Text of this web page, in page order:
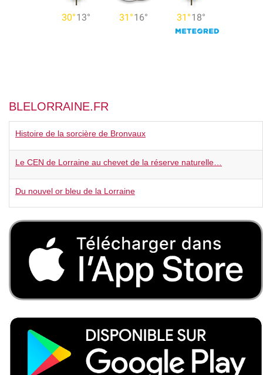
BLELORRAINE.FR
Histoire de la sorcière de Bronvaux
Le CEN de Lorraine au chevet de la réserve naturelle…
Du nouvel or bleu de la Lorraine